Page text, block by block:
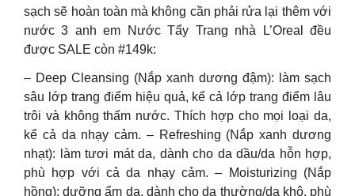
sạch sẽ hoàn toàn mà không cần phải rửa lại thêm với
nước 3 anh em Nước Tẩy Trang nhà L’Oreal đều
được SALE còn #149k:
– Deep Cleansing (Nắp xanh dương đậm): làm sạch
sâu lớp trang điểm hiệu quả, kể cả lớp trang điểm lâu
trôi và không thấm nước. Thích hợp cho mọi loại da,
kể cả da nhạy cảm. – Refreshing (Nắp xanh dương
nhạt): làm tươi mát da, dành cho da dầu/da hỗn hợp,
phù hợp với cả da nhạy cảm. – Moisturizing (Nắp
hồng): dưỡng ẩm da, dành cho da thường/da khô, phù